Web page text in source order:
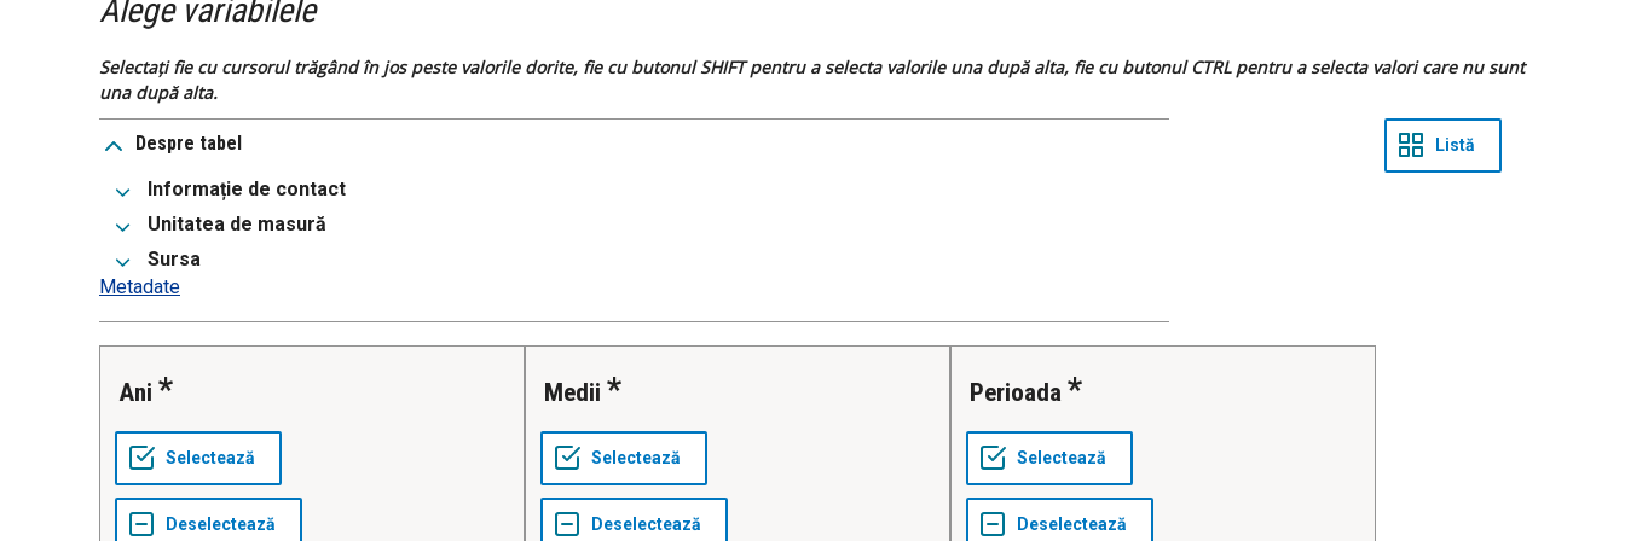
Alege variabilele
Selectați fie cu cursorul trăgând în jos peste valorile dorite, fie cu butonul SHIFT pentru a selecta valorile una după alta, fie cu butonul CTRL pentru a selecta valori care nu sunt
una după alta.
Despre tabel
Informație de contact
Unitatea de masură
Sursa
Metadate
Ani Medii Perioada